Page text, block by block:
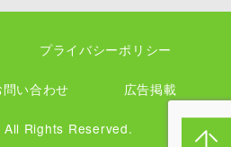
プライバシーポリシー
問い合わせ 広告掲載
All Rights Reserved.